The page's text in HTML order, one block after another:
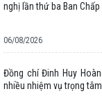
nghị lần thứ ba Ban
06/08/2026
Đồng chí Đinh Huy
nhiều nhiệm vụ trọng